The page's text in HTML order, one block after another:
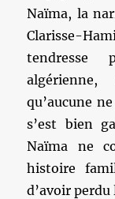
Naïma, la
Clarisse-
tendresse
qu’aucune
s’est bien
Naïma ne
histoire
d’avoir